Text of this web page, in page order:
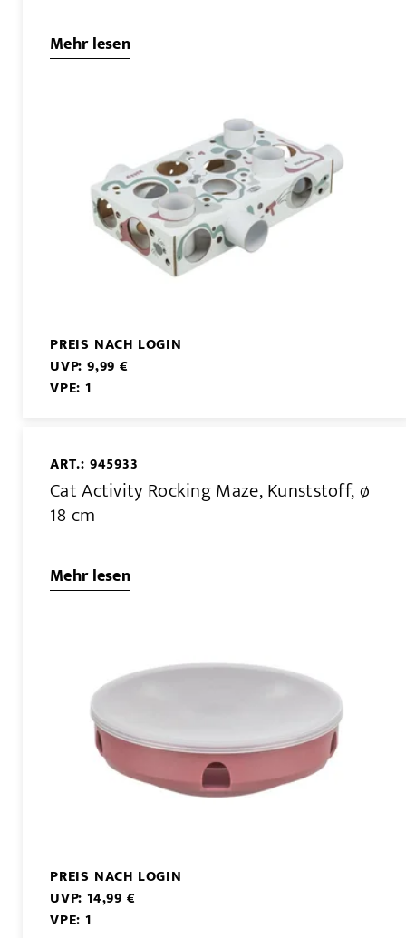
Mehr lesen
PREIS NACH LOGIN
UVP: 9,99 €
VPE: 1
ART.: 945933
Cat Activity Rocking Maze, Kunststoff, ø
18 cm
Mehr lesen
PREIS NACH LOGIN
UVP: 14,99 €
VPE: 1